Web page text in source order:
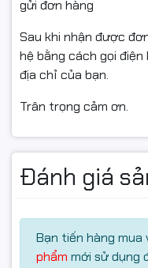
gửi đơn hàng
Sau khi nhận được
hệ bằng cách gọi điện
địa chỉ của bạn.
Trân trọng cảm ơn.
Đánh giá
Bạn tiến hàng mua
phẩm mới sử dụng